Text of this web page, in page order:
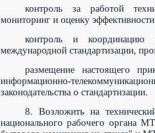
контроль за работой
мониторинг и оценку эффективности
контроль и координацию
международной стандартизации,
размещение настоящего
информационно-
законодательства о стандартизации.
8. Возложить на
национального рабочего органа